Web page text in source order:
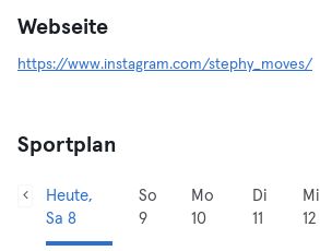
Webseite
https://www.instagram.com/stephy_moves/
Sportplan
Heute,
Sa 8
So
9
Mo
10
Di
11
Mi
12